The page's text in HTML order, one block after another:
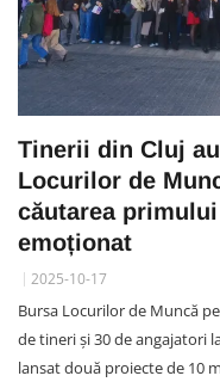
Tinerii din Cluj
Locurilor de
căutarea
emoționat
2025-10-17
Bursa Locurilor de Muncă
de tineri și 30 de angajatori
lansat două proiecte de 10